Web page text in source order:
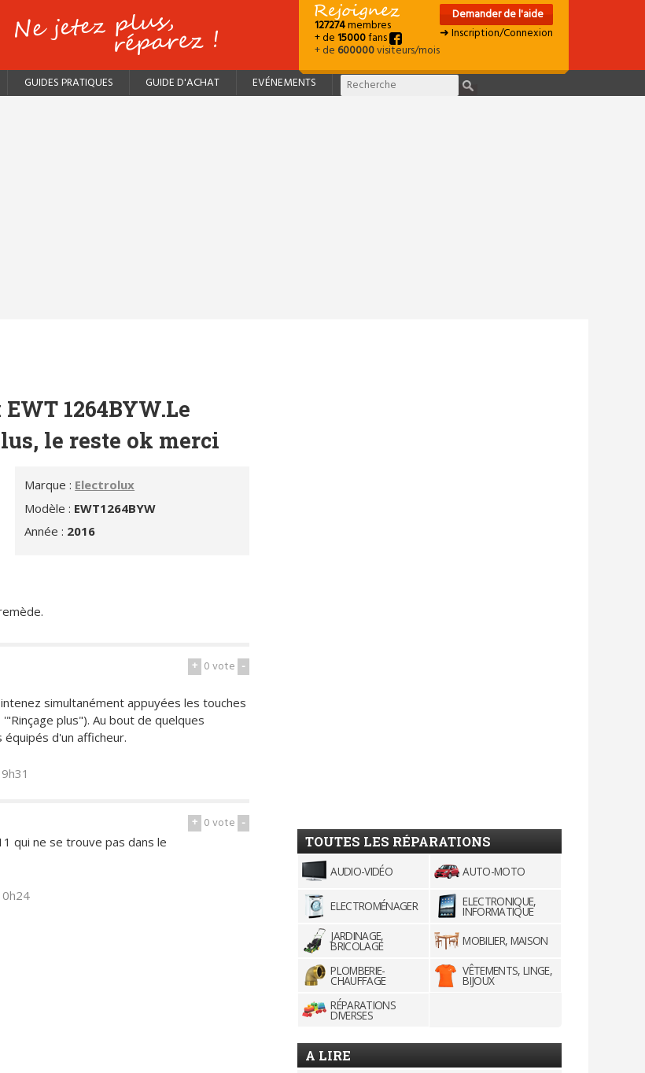
127274membres
+ de15000fans
+ de600000visiteurs/mois
Demander de l'aide
➜ Inscription/Connexion
GUIDES PRATIQUES GUIDE D'ACHAT EVÉNEMENTS
1264BYW.Le
le reste ok merci
Marque : Electrolux
Modèle : EWT1264BYW
Année : 2016
+ 0vote -
simultanément appuyées les touches
plus"). Au bout de quelques
d'un afficheur.
+ 0vote -
qui ne se trouve pas dans le
TOUTES LES RÉPARATIONS
AUDIO-VIDÉO AUTO-MOTO
ELECTROMÉNAGER ELECTRONIQUE,
INFORMATIQUE
JARDINAGE,
BRICOLAGE
MOBILIER, MAISON
PLOMBERIE-
CHAUFFAGE
VÊTEMENTS, LINGE,
BIJOUX
RÉPARATIONS
DIVERSES
A LIRE